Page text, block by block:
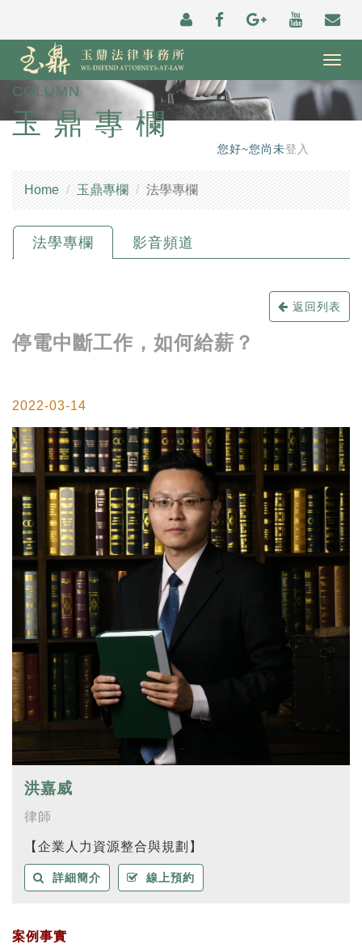
COLUMN
玉鼎專欄
您好~您尚未登入
Home 玉鼎專欄 法學專欄
法學專欄 影音頻道
返回列表
停電中斷工作，如何給薪？
2022-03-14
洪嘉威
律師
【企業人力資源整合與規劃】
詳細簡介 線上預約
案例事實